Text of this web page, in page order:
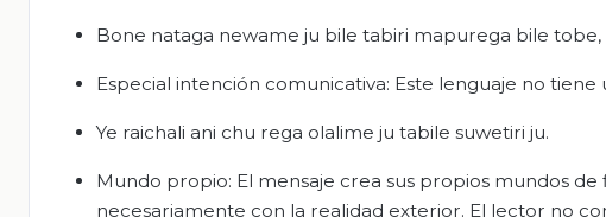
Bone nataga newame ju bile tabiri mapurega bile tobe,
Especial intención comunicativa: Este lenguaje no tiene
Ye raichali ani chu rega olalime ju tabile suwetiri ju.
Mundo propio: El mensaje crea sus propios mundos
necesariamente con la realidad exterior. El lector no